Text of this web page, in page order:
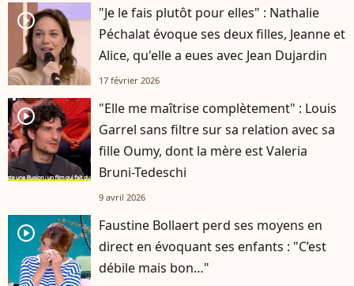
player2
"Je le fais plutôt pour elles" : Nathalie
Péchalat évoque ses deux filles, Jeanne et
Alice, qu'elle a eues avec Jean Dujardin
17 février 2026
player2
"Elle me maîtrise complètement" : Louis
Garrel sans filtre sur sa relation avec sa
fille Oumy, dont la mère est Valeria
Bruni-Tedeschi
9 avril 2026
player2
Faustine Bollaert perd ses moyens en
direct en évoquant ses enfants : "C’est
débile mais bon…"